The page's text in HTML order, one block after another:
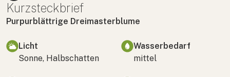
Kurzsteckbrief
Purpurblättrige Dreimasterblume
Licht
Sonne, Halbschatten
Wasserbedarf
mittel